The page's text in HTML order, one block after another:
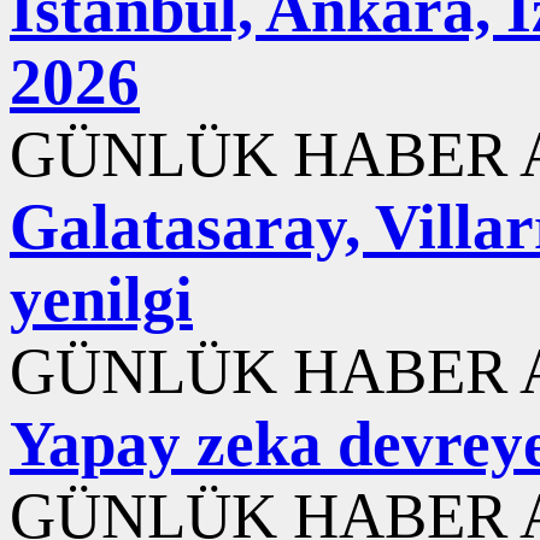
2026
GÜNLÜK HABER
Galatasaray,
yenilgi
GÜNLÜK HABER
Yapay zeka
GÜNLÜK HABER